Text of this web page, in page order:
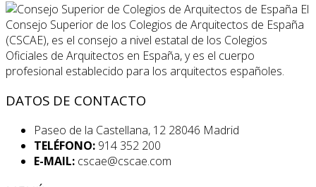
El
Consejo Superior de los Colegios de Arquitectos de España
(CSCAE), es el consejo a nivel estatal de los Colegios
Oficiales de Arquitectos en España, y es el cuerpo
profesional establecido para los arquitectos españoles.
DATOS DE CONTACTO
Paseo de la Castellana, 12 28046 Madrid
TELÉFONO: 914 352 200
E-MAIL: cscae@cscae.com